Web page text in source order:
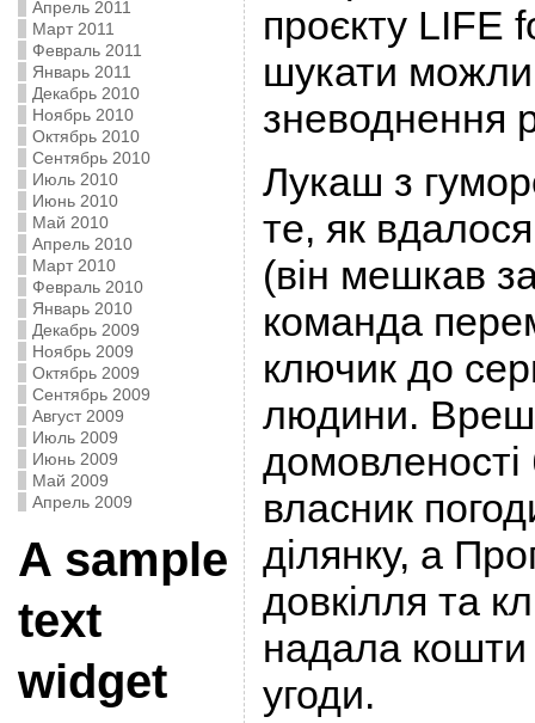
Апрель 2011
Март 2011
Февраль 2011
Январь 2011
Декабрь 2010
Ноябрь 2010
Октябрь 2010
Сентябрь 2010
Июль 2010
Июнь 2010
Май 2010
Апрель 2010
Март 2010
Февраль 2010
Январь 2010
Декабрь 2009
Ноябрь 2009
Октябрь 2009
Сентябрь 2009
Август 2009
Июль 2009
Июнь 2009
Май 2009
Апрель 2009
A sample
text
widget
проєкту LIFE
шукати
зневоднення
Лукаш з
те, як
(він мешкав
команда
ключик до
людини.
домовленості
власник
ділянку, а
довкілля та
надала кошти
угоди.